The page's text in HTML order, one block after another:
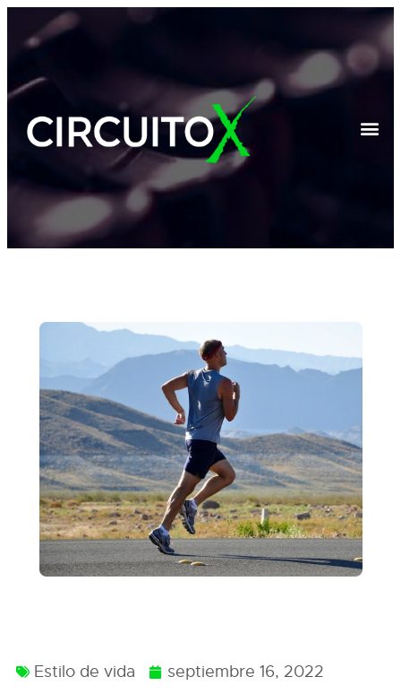
Estilo de vida septiembre 16, 2022